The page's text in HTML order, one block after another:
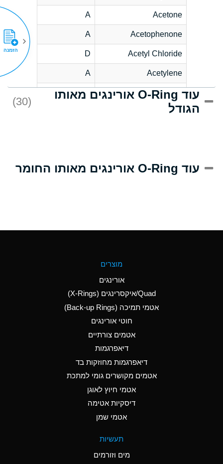
Acetone
A
Acetophenone
A
Acetyl Chloride
D
Acetylene
A
Acrlylonitrile
D
Adipic Acid
(Aqueous)
Aluminum Nitrate
(Aqueous)
Aluminum Phosphate
Ammonia Anhydrous
A
Ammonia Gas (cold)
A
Ammonia Gas (hot)
עוד O-Ring אורינגים מאותו
הגודל
(30)
עוד O-Ring אורינגים מאותו החומר
מוצרים
אורינגים
Quad/איקסרינגים (X-Rings)
אטמי תמיכה (Back-up Rings)
חוטי אורינגים
אטמים צורתיים
דיאפרגמות
דיאפרגמות מחוזקות בד
אטמים מקושרים גומי למתכת
אטמי חיוץ לאוגן
דיסקיות אטימה
אטמי שמן
תעשיות
מים וזורמים
הזמנה